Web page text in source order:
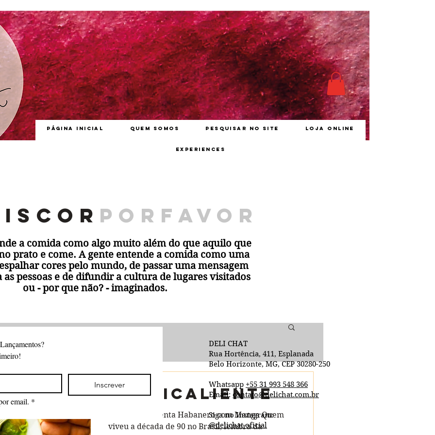
Página inicial Quem somos Pesquisar no site Loja online
Experiences
porfavor
a comida como algo muito além do que aquilo que
prato e come. A gente entende a comida como uma
cores pelo mundo, de passar uma mensagem
pessoas e de difundir a cultura de lugares visitados
ou - por que não? - imaginados.
Tropicaliente
Geleia de Pimenta Habanero com Manga Quem
viveu a década de 90 no Brasil, lembra da
Inscrever
email. *
DELI CHAT
Rua Hortência, 411, Esplanada
Belo Horizonte, MG, CEP 30280-250
Whatsapp +55 31 993 548 366
Email: contato@delichat.com.br
Siga no Instagram:
@delichat.oficial